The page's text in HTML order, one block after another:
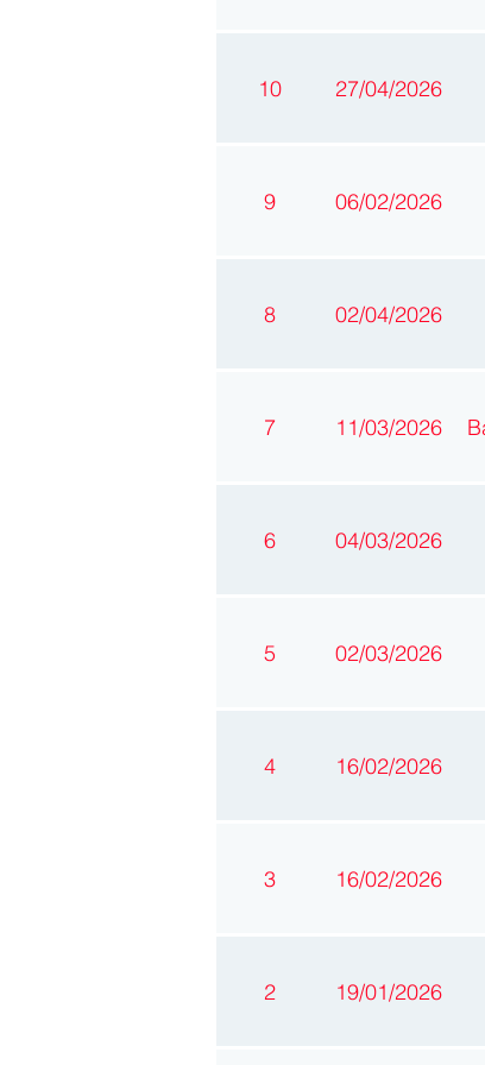
27/04/2026
10
06/02/2026
9
02/04/2026
8
11/03/2026
7
04/03/2026
6
02/03/2026
5
16/02/2026
4
16/02/2026
3
19/01/2026
2